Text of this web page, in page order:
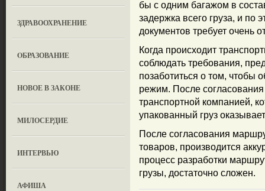
ЗДРАВООХРАНЕНИЕ
OБРАЗОВАНИЕ
НОВОЕ В ЗАКОНЕ
МИЛОСЕРДИЕ
ИНТЕРВЬЮ
АФИША
бы с одним багажом в
задержка всего груза, и по
документов требует очень
Когда происходит
соблюдать требования,
позаботиться о том, чтобы
режим. После
транспортной компанией,
упакованный груз
После согласования
товаров, производится
процесс разработки
грузы, достаточно сложен.